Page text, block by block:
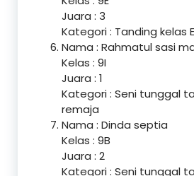
Juara : 3
Kategori : Tanding kelas
Nama : Rahmatul sasi
Kelas : 9I
Juara : 1
Kategori : Seni tunggal
remaja
Nama : Dinda septia
Kelas : 9B
Juara : 2
Kategori : Seni tunggal